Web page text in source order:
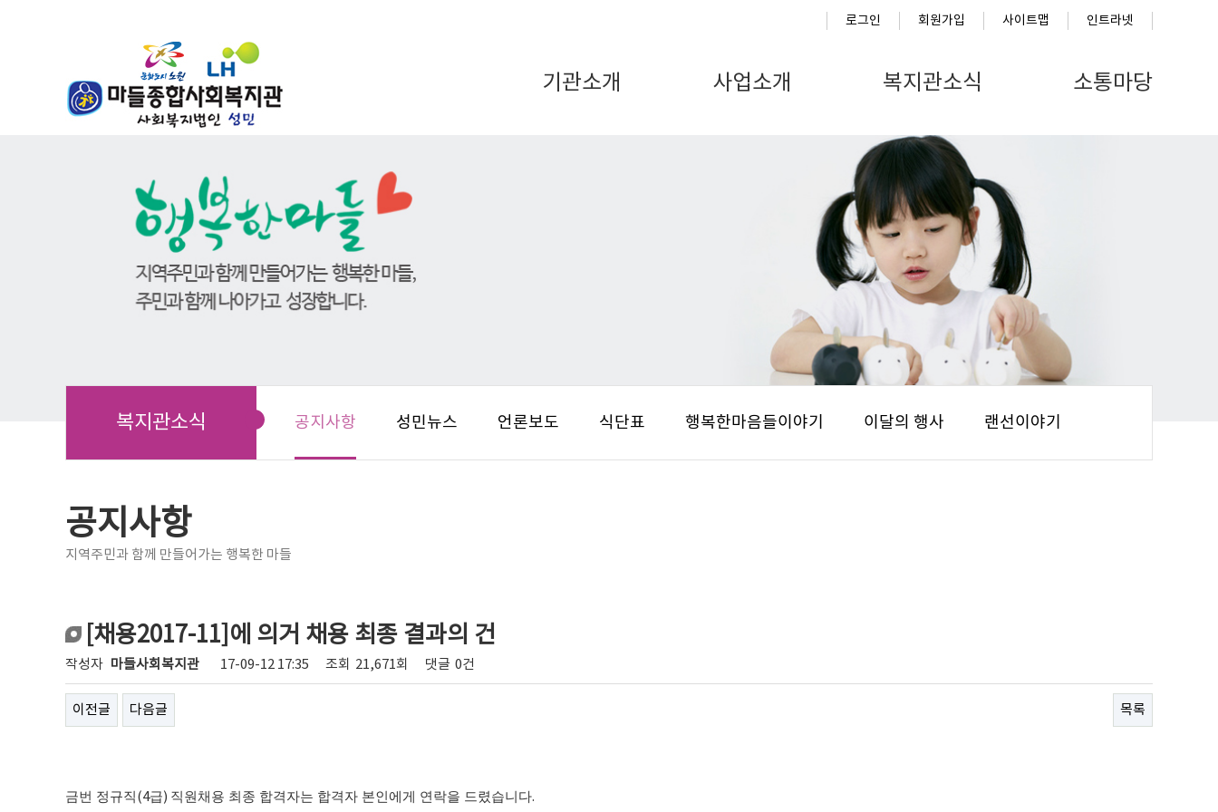
로그인 회원가입 사이트맵 인트라넷
기관소개 사업소개 복지관소식 소통마당
복지관소식 공지사항 성민뉴스 언론보도 식단표 행복한마음들이야기 이달의 행사 랜선이야기
공지사항
지역주민과 함께 만들어가는 행복한 마들
[채용2017-11]에 의거 채용 최종 결과의 건
작성자 마들사회복지관 17-09-12 17:35 조회 21,671회 댓글 0건
이전글 다음글 목록
금번 정규직(4급) 직원채용 최종 합격자는 합격자 본인에게 연락을 드렸습니다.